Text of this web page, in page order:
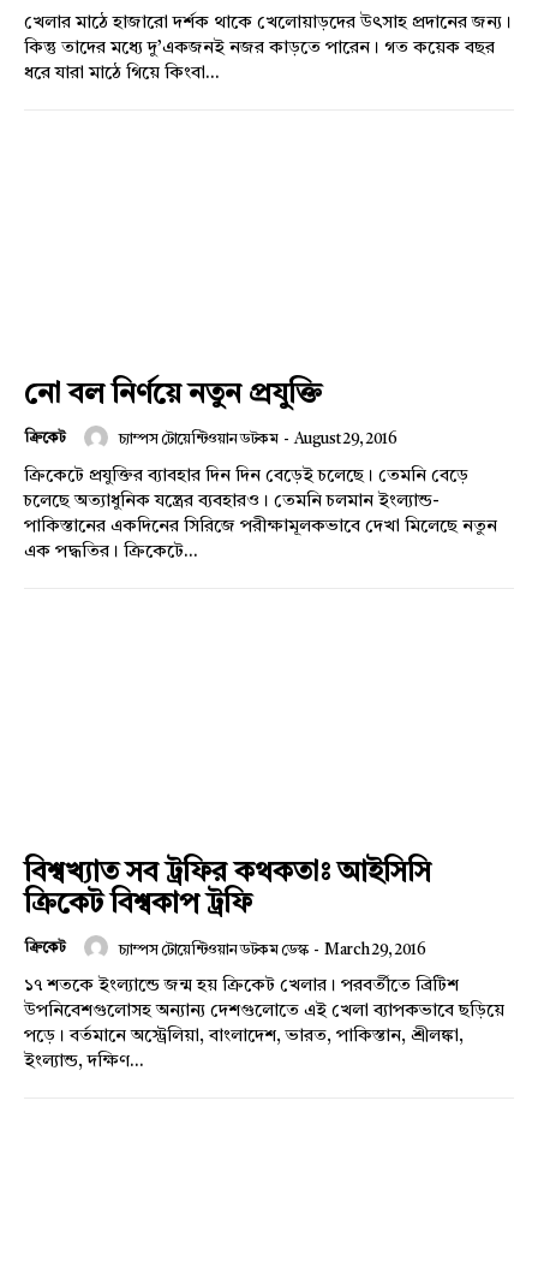
Company
About
Contact us
খেলার মাঠে হাজারো দর্শক থাকে খেলোয়াড়দের উৎসাহ প্রদানের জন্য।
কিন্তু তাদের মধ্যে দু’একজনই নজর কাড়তে পারেন। গত কয়েক বছর
ধরে যারা মাঠে গিয়ে কিংবা...
নো বল নির্ণয়ে নতুন প্রযুক্তি
ক্রিকেট চ্যাম্পস টোয়েন্টিওয়ান ডটকম - August 29, 2016
ক্রিকেটে প্রযুক্তির ব্যাবহার দিন দিন বেড়েই চলেছে। তেমনি বেড়ে
চলেছে অত্যাধুনিক যন্ত্রের ব্যবহারও। তেমনি চলমান ইংল্যান্ড-
পাকিস্তানের একদিনের সিরিজে পরীক্ষামূলকভাবে দেখা মিলেছে নতুন
এক পদ্ধতির। ক্রিকেটে...
বিশ্বখ্যাত সব ট্রফির কথকতাঃ আইসিসি
ক্রিকেট বিশ্বকাপ ট্রফি
ক্রিকেট চ্যাম্পস টোয়েন্টিওয়ান ডটকম ডেস্ক - March 29, 2016
১৭ শতকে ইংল্যান্ডে জন্ম হয় ক্রিকেট খেলার। পরবর্তীতে ব্রিটিশ
উপনিবেশগুলোসহ অন্যান্য দেশগুলোতে এই খেলা ব্যাপকভাবে ছড়িয়ে
পড়ে। বর্তমানে অস্ট্রেলিয়া, বাংলাদেশ, ভারত, পাকিস্তান, শ্রীলঙ্কা,
ইংল্যান্ড, দক্ষিণ...